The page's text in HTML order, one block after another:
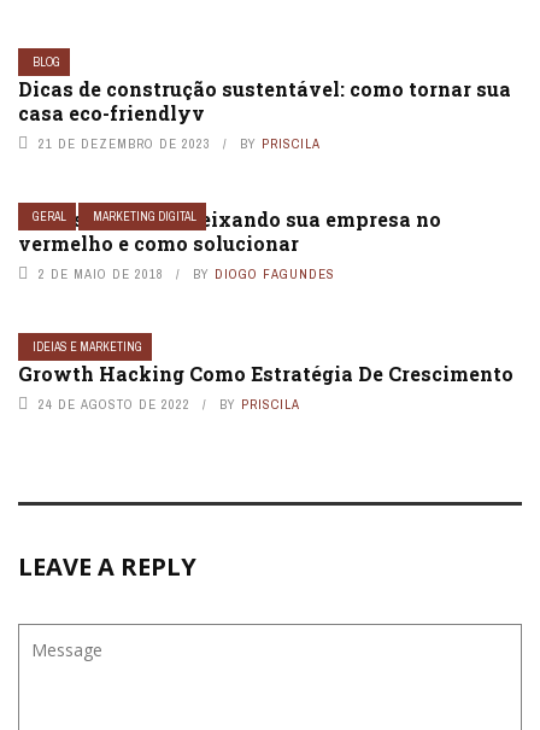
BLOG
Dicas de construção sustentável: como tornar sua
casa eco-friendlyv
21 DE DEZEMBRO DE 2023 BY PRISCILA
GERAL MARKETING DIGITAL
3 erros que estão deixando sua empresa no
vermelho e como solucionar
2 DE MAIO DE 2018 BY DIOGO FAGUNDES
IDEIAS E MARKETING
Growth Hacking Como Estratégia De Crescimento
24 DE AGOSTO DE 2022 BY PRISCILA
LEAVE A REPLY